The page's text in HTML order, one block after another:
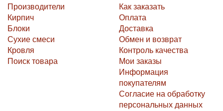
Производители
Кирпич
Блоки
Сухие смеси
Кровля
Поиск товара
Как заказать
Оплата
Доставка
Обмен и возврат
Контроль качества
Мои заказы
Информация
покупателям
Согласие на обработку
персональных данных